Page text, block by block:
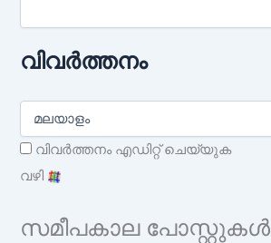
വിവർത്തനം
വിവർത്തനം എഡിറ്റ് ചെയ്യുക
വഴി
സമീപകാല പോസ്റ്റുകൾ